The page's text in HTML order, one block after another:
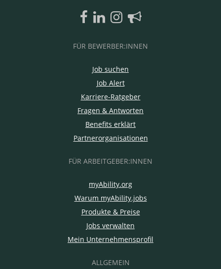
FÜR BEWERBER:INNEN
Job suchen
Job Alert
Karriere-Ratgeber
Fragen & Antworten
Benefits erklärt
Partnerorganisationen
FÜR ARBEITGEBER:INNEN
myAbility.org
Warum myAbility.jobs
Produkte & Preise
Jobs verwalten
Mein Unternehmensprofil
ALLGEMEIN